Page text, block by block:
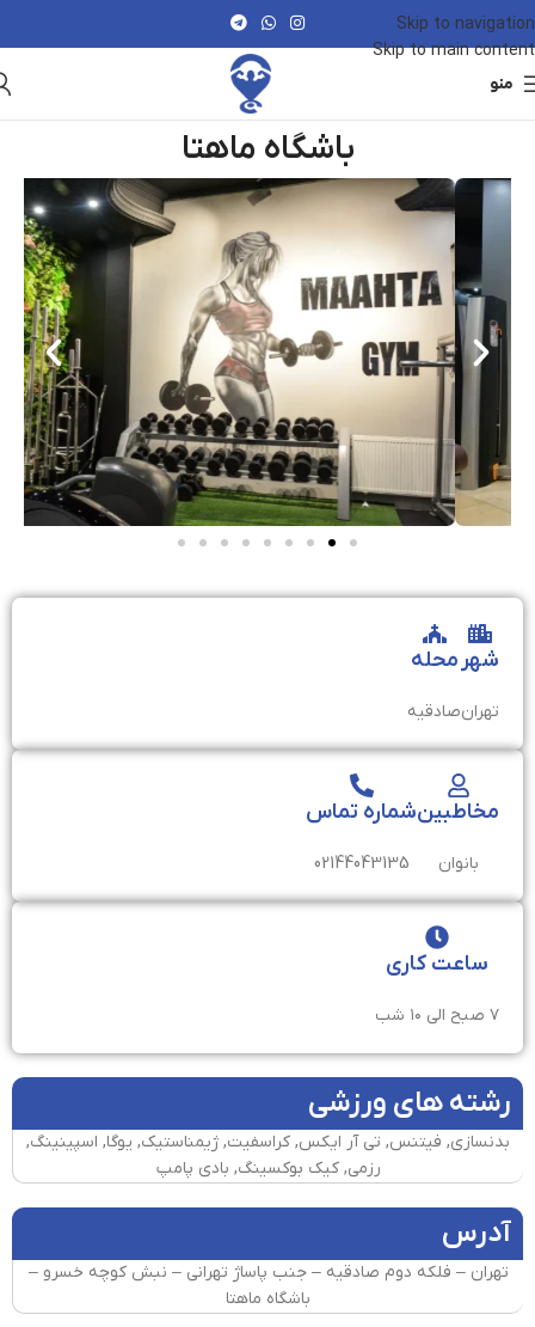
Skip to navigation
Skip to main content
منو
باشگاه ماهتا
شهر
تهران
محله
صادقیه
مخاطبین
بانوان
شماره تماس
02144043135
ساعت کاری
۷ صبح الی ۱۰ شب
رشته های ورزشی
بدنسازی, فیتنس, تی آر ایکس, کراسفیت, ژیمناستیک, یوگا, اسپینینگ,
رزمی, کیک بوکسینگ, بادی پامپ
آدرس
تهران – فلکه دوم صادقیه – جنب پاساژ تهرانی – نبش کوچه خسرو –
باشگاه ماهتا